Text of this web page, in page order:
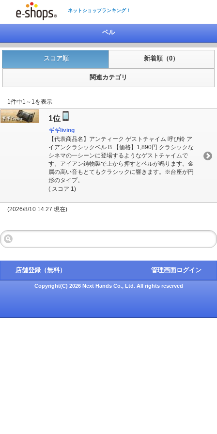
ネットショップランキング！
ベル
スコア順 新着順（0）
関連カテゴリ
1件中1～1を表示
1位
ギギliving
【代表商品名】アンティーク ゲストチャイム 呼び鈴 ア
イアンクラシックベル B 【価格】1,890円 クラシックな
シネマの一シーンに登場するようなゲストチャイムで
す。アイアン鋳物製で上から押すとベルが鳴ります。金
属の高い音もとてもクラシックに響きます。※台座が円
形のタイプ。
( スコア 1)
(2026/8/10 14:27 現在)
店舗登録（無料） 管理画面ログイン
Copyright(C) 2026 Next Hands Co., Ltd. All rights reserved